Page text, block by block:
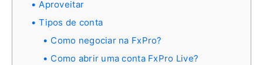
Aproveitar
Tipos de conta
Como negociar na FxPro?
Como abrir uma conta FxPro Live?